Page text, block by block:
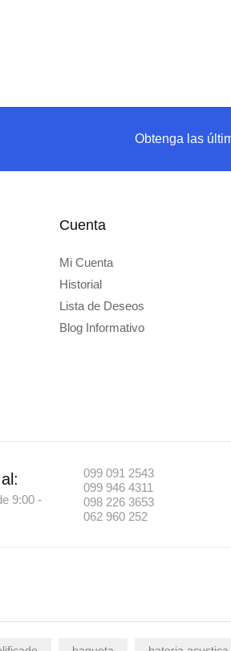
Obtenga las
Cuenta
Mi Cuenta
Historial
Lista de Deseos
Blog Informativo
9:00 -
099 091 2543
099 946 4311
098 226 3653
062 960 252